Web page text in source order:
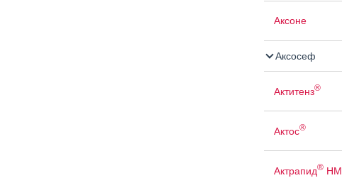
Аксоне
Аксосеф
Актитенз®
Актос®
Актрапид®НМ